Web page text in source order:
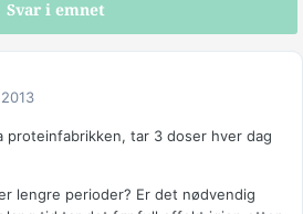
Svar i emnet
proteinfabrikken, tar 3 doser hver dag
lengre perioder? Er det nødvendig